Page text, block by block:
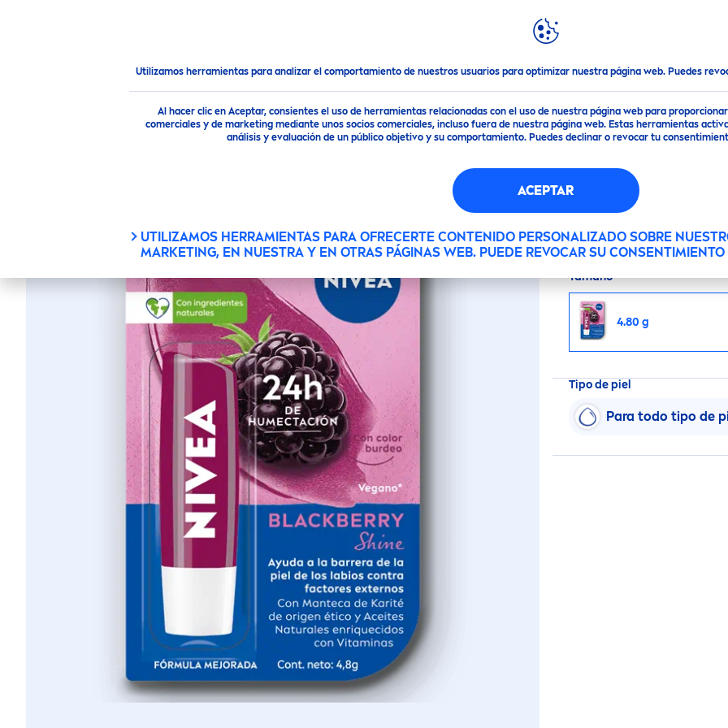
Utilizamos herramientas para analizar el comportamiento de nuestros usuarios para optimizar nuestra página web. Puedes
Al hacer clic en Aceptar, consientes el uso de herramientas relacionadas con el uso de nuestra página web para
comerciales y de marketing mediante unos socios comerciales, incluso fuera de nuestra página web. Estas herramientas
análisis y evaluación de un público objetivo y su comportamiento. Puedes declinar o revocar tu
ACEPTAR
UTILIZAMOS HERRAMIENTAS PARA OFRECERTE CONTENIDO PERSONALIZADO SOBRE
MARKETING, EN NUESTRA Y EN OTRAS PÁGINAS WEB. PUEDE REVOCAR SU
MUNDONIVEA
Cuidado Facial Cuidado Labial Lápiz Labial Protector LabialBlackberryShine
PROTECTOR LABIALBLACK
Mantén tus labios
Bálsamo Labial
Tamaño
4.80 g
Tipo de piel
Para todo tipo de